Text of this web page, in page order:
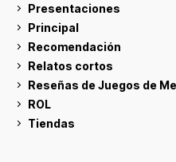
Presentaciones
Principal
Recomendación
Relatos cortos
Reseñas de Juegos de
ROL
Tiendas